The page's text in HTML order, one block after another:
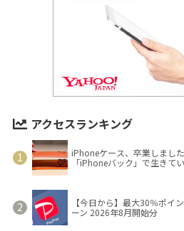
アクセスランキング
iPhoneケース、卒業しまし
「iPhoneバック」で生きてい
【今日から】最大30％ポイ
ーン 2026年8月開始分